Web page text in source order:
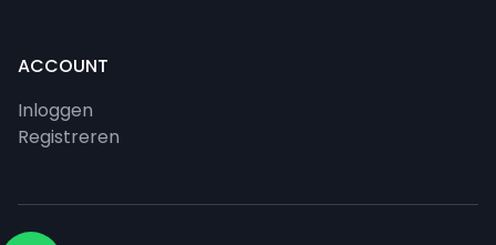
ACCOUNT
Inloggen
Registreren